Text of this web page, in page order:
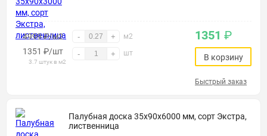
4999 ₽/м2 - + м2
1351 ₽/шт
3.7 штук в м2
- + шт
1351 ₽
В корзину
Быстрый заказ
Палубная доска 35х90х6000 мм, сорт Экстра,
лиственница